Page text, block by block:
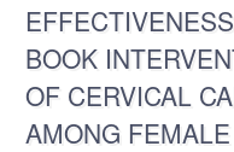
Sidebar
BOOK
OF CERVICAL
AMONG